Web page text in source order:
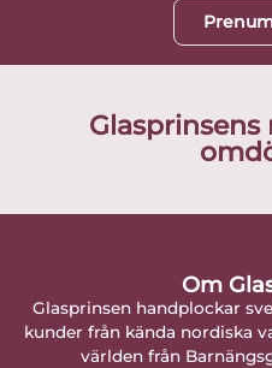
Glasprinsens
Om
Glasprinsen handplockar
kunder från kända nordiska
världen från